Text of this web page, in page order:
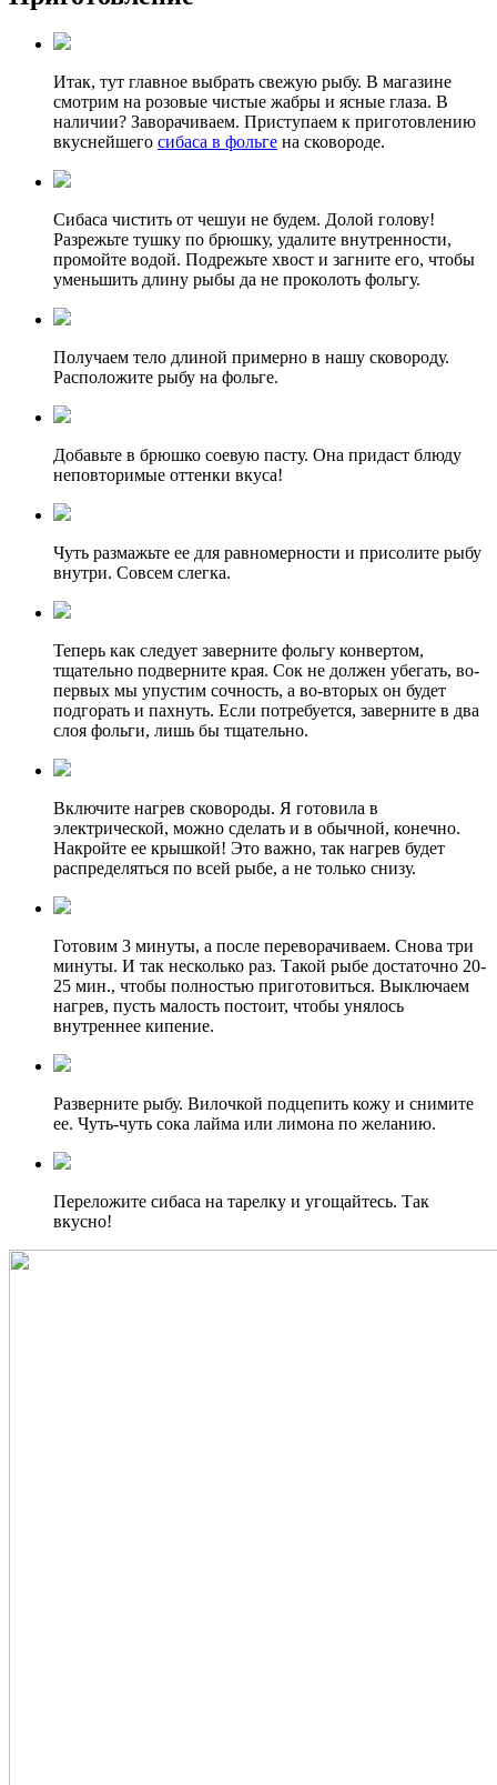
Итак, тут главное выбрать свежую рыбу. В магазине
смотрим на розовые чистые жабры и ясные глаза. В
наличии? Заворачиваем. Приступаем к приготовлению
вкуснейшего сибаса в фольге на сковороде.
Сибаса чистить от чешуи не будем. Долой голову!
Разрежьте тушку по брюшку, удалите внутренности,
промойте водой. Подрежьте хвост и загните его, чтобы
уменьшить длину рыбы да не проколоть фольгу.
Получаем тело длиной примерно в нашу сковороду.
Расположите рыбу на фольге.
Добавьте в брюшко соевую пасту. Она придаст блюду
неповторимые оттенки вкуса!
Чуть размажьте ее для равномерности и присолите рыбу
внутри. Совсем слегка.
Теперь как следует заверните фольгу конвертом,
тщательно подверните края. Сок не должен убегать, во-
первых мы упустим сочность, а во-вторых он будет
подгорать и пахнуть. Если потребуется, заверните в два
слоя фольги, лишь бы тщательно.
Включите нагрев сковороды. Я готовила в
электрической, можно сделать и в обычной, конечно.
Накройте ее крышкой! Это важно, так нагрев будет
распределяться по всей рыбе, а не только снизу.
Готовим 3 минуты, а после переворачиваем. Снова три
минуты. И так несколько раз. Такой рыбе достаточно 20-
25 мин., чтобы полностью приготовиться. Выключаем
нагрев, пусть малость постоит, чтобы унялось
внутреннее кипение.
Разверните рыбу. Вилочкой подцепить кожу и снимите
ее. Чуть-чуть сока лайма или лимона по желанию.
Переложите сибаса на тарелку и угощайтесь. Так
вкусно!